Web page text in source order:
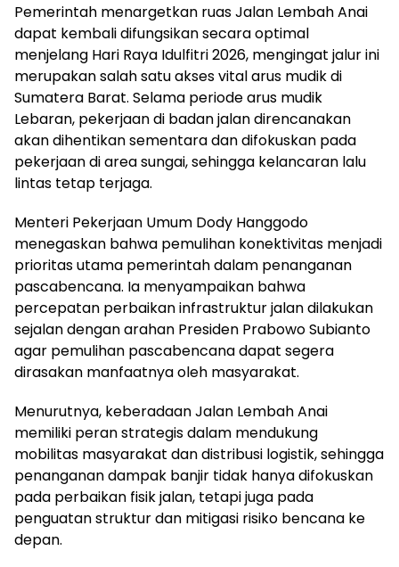
Pemerintah menargetkan ruas Jalan Lembah Anai
dapat kembali difungsikan secara optimal
menjelang Hari Raya Idulfitri 2026, mengingat jalur ini
merupakan salah satu akses vital arus mudik di
Sumatera Barat. Selama periode arus mudik
Lebaran, pekerjaan di badan jalan direncanakan
akan dihentikan sementara dan difokuskan pada
pekerjaan di area sungai, sehingga kelancaran lalu
lintas tetap terjaga.
Menteri Pekerjaan Umum Dody Hanggodo
menegaskan bahwa pemulihan konektivitas menjadi
prioritas utama pemerintah dalam penanganan
pascabencana. Ia menyampaikan bahwa
percepatan perbaikan infrastruktur jalan dilakukan
sejalan dengan arahan Presiden Prabowo Subianto
agar pemulihan pascabencana dapat segera
dirasakan manfaatnya oleh masyarakat.
Menurutnya, keberadaan Jalan Lembah Anai
memiliki peran strategis dalam mendukung
mobilitas masyarakat dan distribusi logistik, sehingga
penanganan dampak banjir tidak hanya difokuskan
pada perbaikan fisik jalan, tetapi juga pada
penguatan struktur dan mitigasi risiko bencana ke
depan.